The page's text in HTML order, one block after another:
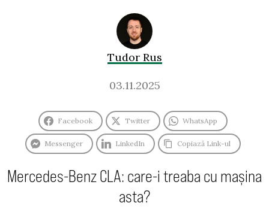
Tudor Rus
03.11.2025
Facebook Twitter WhatsApp
Messenger LinkedIn Copiază Link-ul
Mercedes-Benz CLA: care-i treaba cu mașina
asta?